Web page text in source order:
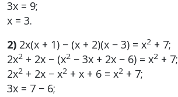
3x = 9;
x = 3.
2) 2x(x + 1) − (x + 2)(x − 3) = x2 + 7;
2x2 + 2x − (x2 − 3x + 2x − 6) = x2 + 7;
2x2 + 2x − x2 + x + 6 = x2 + 7;
3x = 7 − 6;